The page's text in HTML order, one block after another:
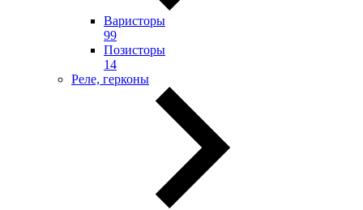
Варисторы
99
Позисторы
14
Реле, герконы